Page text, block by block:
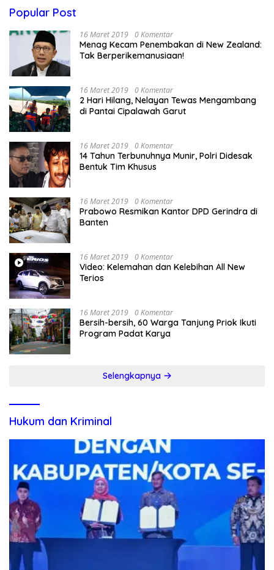
Popular Post
16 Maret 2019 0 Komentar
Menag Kecam Penembakan di New Zealand:
Tak Berperikemanusiaan!
16 Maret 2019 0 Komentar
2 Hari Hilang, Nelayan Tewas Mengambang
di Pantai Cipalawah Garut
16 Maret 2019 0 Komentar
14 Tahun Terbunuhnya Munir, Polri Didesak
Bentuk Tim Khusus
16 Maret 2019 0 Komentar
Prabowo Resmikan Kantor DPD Gerindra di
Banten
16 Maret 2019 0 Komentar
Video: Kelemahan dan Kelebihan All New
Terios
16 Maret 2019 0 Komentar
Bersih-bersih, 60 Warga Tanjung Priok Ikuti
Program Padat Karya
Selengkapnya
Hukum dan Kriminal